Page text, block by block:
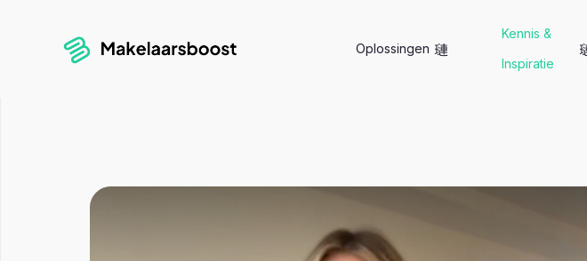
Oplossingen
Kennis &
Inspiratie